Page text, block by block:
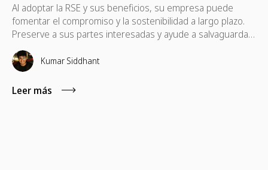
Al adoptar la RSE y sus beneficios, su empresa puede
fomentar el compromiso y la sostenibilidad a largo plazo.
Preserve a sus partes interesadas y ayude a salvaguardar
sus intereses, que también son necesarios para su
progreso.Kumar Siddhant
Leer más